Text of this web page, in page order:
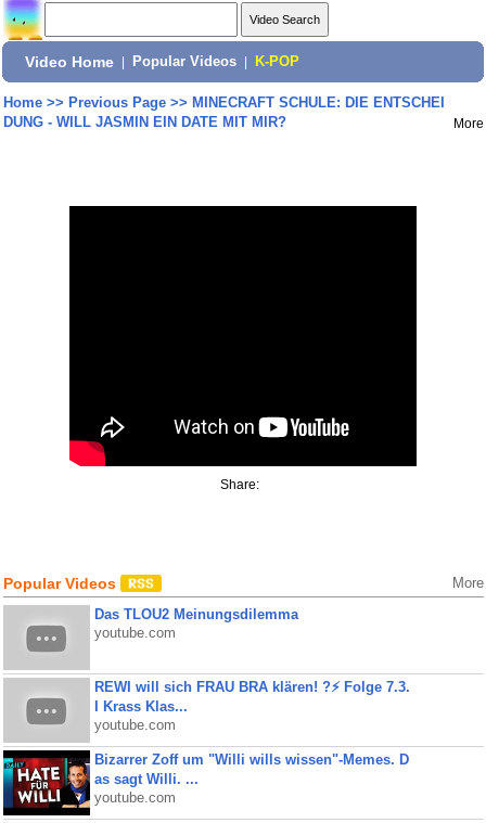
Video Home Popular Videos K-POP
Home>> Previous Page>> MINECRAFT SCHULE: DIE ENTSCHEI
DUNG - WILL JASMIN EIN DATE MIT MIR?
More
Share:
Popular Videos More
Das TLOU2 Meinungsdilemma
youtube.com
REWI will sich FRAU BRA klären! ?⚡️ Folge 7.3.
I Krass Klas...
youtube.com
Bizarrer Zoff um "Willi wills wissen"-Memes. D
as sagt Willi. ...
youtube.com